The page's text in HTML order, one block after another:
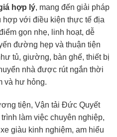
hợp lý, mang đến giải pháp
hợp với điều kiện thực tế địa
gọn nhẹ, linh hoạt, dễ
đường hẹp và thuận tiện
tủ, giường, bàn ghế, thiết bị
nhà được rút ngắn thời
và hư hỏng.
tiện, Vận tải Đức Quyết
làm việc chuyên nghiệp,
giàu kinh nghiệm, am hiểu